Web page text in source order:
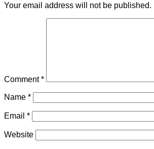
Your email address will not be published.
Comment*
Name *
Email *
Website